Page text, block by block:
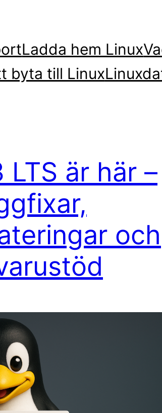
Ladda hem Linux
byta till Linux
är här –
och